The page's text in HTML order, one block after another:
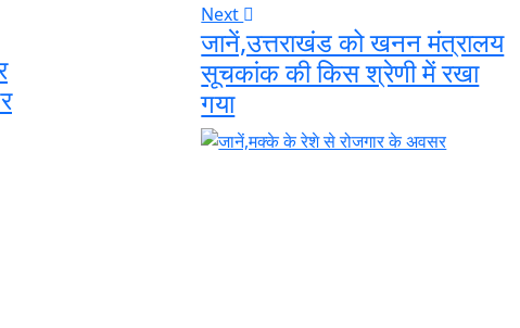
Next
जानें,उत्तराखंड को खनन मंत्रालय
सूचकांक की किस श्रेणी में रखा
गया